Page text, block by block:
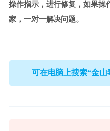
操作指示，进行修复，如果操
家，一对一解决问题。
可在电脑上搜索“金山